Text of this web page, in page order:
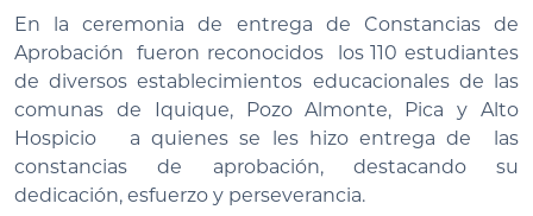
En la ceremonia de entrega de Constancias de
Aprobación fueron reconocidos los 110 estudiantes
de diversos establecimientos educacionales de las
comunas de Iquique, Pozo Almonte, Pica y Alto
Hospicio a quienes se les hizo entrega de las
constancias de aprobación, destacando su
dedicación, esfuerzo y perseverancia.